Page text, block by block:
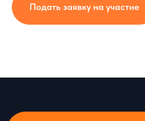
Подать заявку на участие